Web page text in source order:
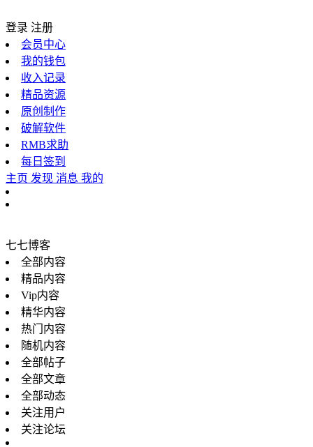
登录 注册
会员中心
我的钱包
收入记录
精品资源
原创制作
破解软件
RMB求助
每日签到
主页 发现 消息 我的
七七博客
全部内容
精品内容
Vip内容
精华内容
热门内容
随机内容
全部帖子
全部文章
全部动态
关注用户
关注论坛